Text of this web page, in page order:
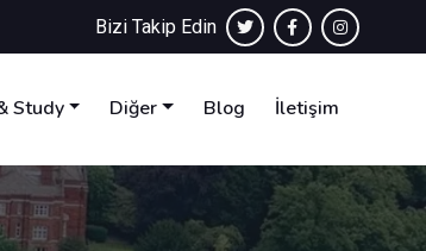
Bizi Takip Edin
Study Diğer Blog İletişim